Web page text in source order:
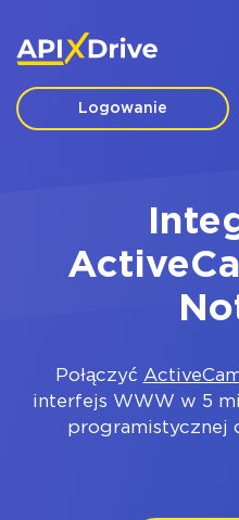
Logowanie
Połączyć
interfejs WWW w 5
programistycznej